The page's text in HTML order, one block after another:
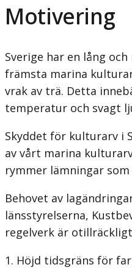
Motivering
Sverige har en lång
främsta marina
vrak av trä. Detta
temperatur och svagt
Skyddet för kulturarv i
av vårt marina
rymmer lämningar
Behovet av
länsstyrelserna,
regelverk är
1. Höjd tidsgräns för